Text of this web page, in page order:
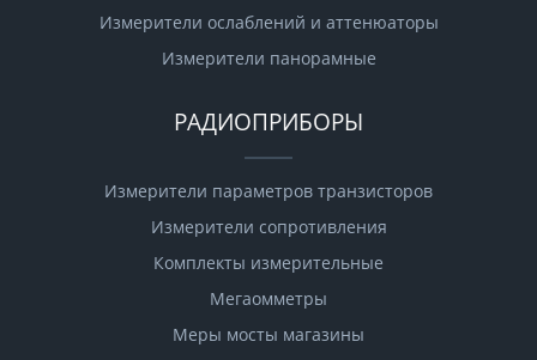
Измерители ослаблений и аттенюаторы
Измерители панорамные
РАДИОПРИБОРЫ
Измерители параметров транзисторов
Измерители сопротивления
Комплекты измерительные
Мегаомметры
Меры мосты магазины